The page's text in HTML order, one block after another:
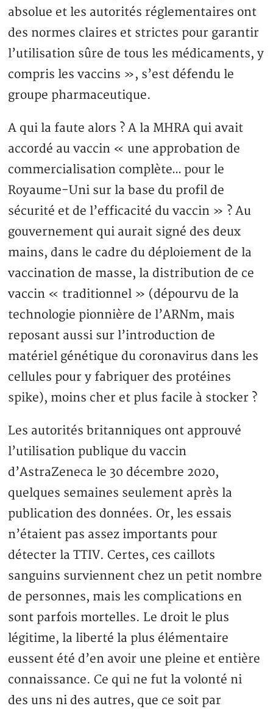
absolue et les autorités réglementaires ont
des normes claires et strictes pour garantir
l’utilisation sûre de tous les médicaments, y
compris les vaccins », s’est défendu le
groupe pharmaceutique.
A qui la faute alors ? A la MHRA qui avait
accordé au vaccin « une approbation de
commercialisation complète… pour le
Royaume-Uni sur la base du profil de
sécurité et de l’efficacité du vaccin » ? Au
gouvernement qui aurait signé des deux
mains, dans le cadre du déploiement de la
vaccination de masse, la distribution de ce
vaccin « traditionnel » (dépourvu de la
technologie pionnière de l’ARNm, mais
reposant aussi sur l’introduction de
matériel génétique du coronavirus dans les
cellules pour y fabriquer des protéines
spike), moins cher et plus facile à stocker ?
Les autorités britanniques ont approuvé
l’utilisation publique du vaccin
d’AstraZeneca le 30 décembre 2020,
quelques semaines seulement après la
publication des données. Or, les essais
n’étaient pas assez importants pour
détecter la TTIV. Certes, ces caillots
sanguins surviennent chez un petit nombre
de personnes, mais les complications en
sont parfois mortelles. Le droit le plus
légitime, la liberté la plus élémentaire
eussent été d’en avoir une pleine et entière
connaissance. Ce qui ne fut la volonté ni
des uns ni des autres, que ce soit par